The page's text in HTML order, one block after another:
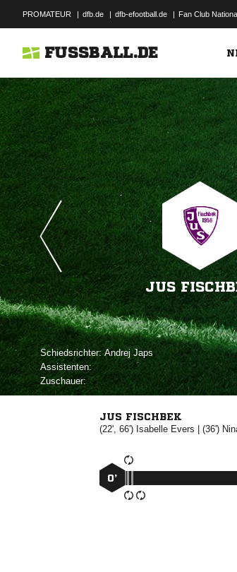
PROMATEUR | dfb.de | dfb-efootball.de | Fan Club
FUSSBALL.DE
JUS
Schiedsrichter: 
Assistenten:
Zuschauer:
JUS FISCHBEK
(22', 66')  | (36')
0’